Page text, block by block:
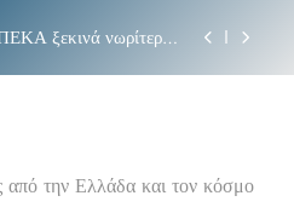
ξεκινά νωρίτερα
φράση «Κρήτη
από την Ελλάδα και τον κόσμο